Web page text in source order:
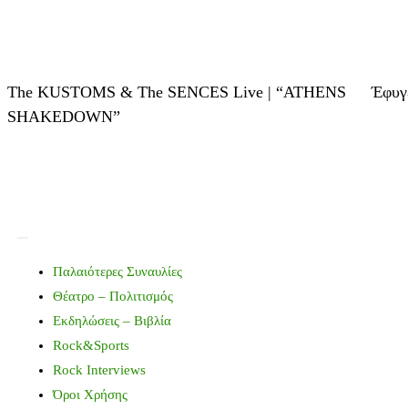
The KUSTOMS & The SENCES Live | “ATHENS
SHAKEDOWN”
Παλαιότερες Συναυλίες
Θέατρο – Πολιτισμός
Εκδηλώσεις – Βιβλία
Rock&Sports
Rock Interviews
Όροι Χρήσης